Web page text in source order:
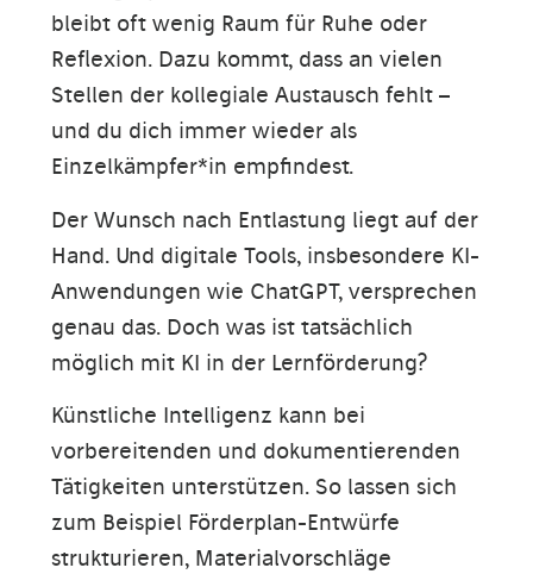
bleibt oft wenig Raum für Ruhe oder
Reflexion. Dazu kommt, dass an vielen
Stellen der kollegiale Austausch fehlt –
und du dich immer wieder als
Einzelkämpfer*in empfindest.
Der Wunsch nach Entlastung liegt auf der
Hand. Und digitale Tools, insbesondere KI-
Anwendungen wie ChatGPT, versprechen
genau das. Doch was ist tatsächlich
möglich mit KI in der Lernförderung?
Künstliche Intelligenz kann bei
vorbereitenden und dokumentierenden
Tätigkeiten unterstützen. So lassen sich
zum Beispiel Förderplan-Entwürfe
strukturieren, Materialvorschläge